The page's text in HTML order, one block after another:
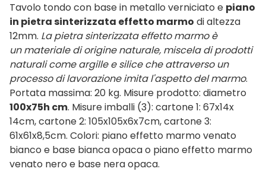
Tavolo tondo con base in metallo verniciato e piano
in pietra sinterizzata effetto marmo di altezza
12mm. La pietra sinterizzata effetto marmo è
un materiale di origine naturale, miscela di prodotti
naturali come argille e silice che attraverso un
processo di lavorazione imita l'aspetto del marmo.
Portata massima: 20 kg. Misure prodotto: diametro
100x75h cm. Misure imballi (3): cartone 1: 67x14x
14cm, cartone 2: 105x105x6x7cm, cartone 3:
61x61x8,5cm. Colori: piano effetto marmo venato
bianco e base bianca opaca o piano effetto marmo
venato nero e base nera opaca.